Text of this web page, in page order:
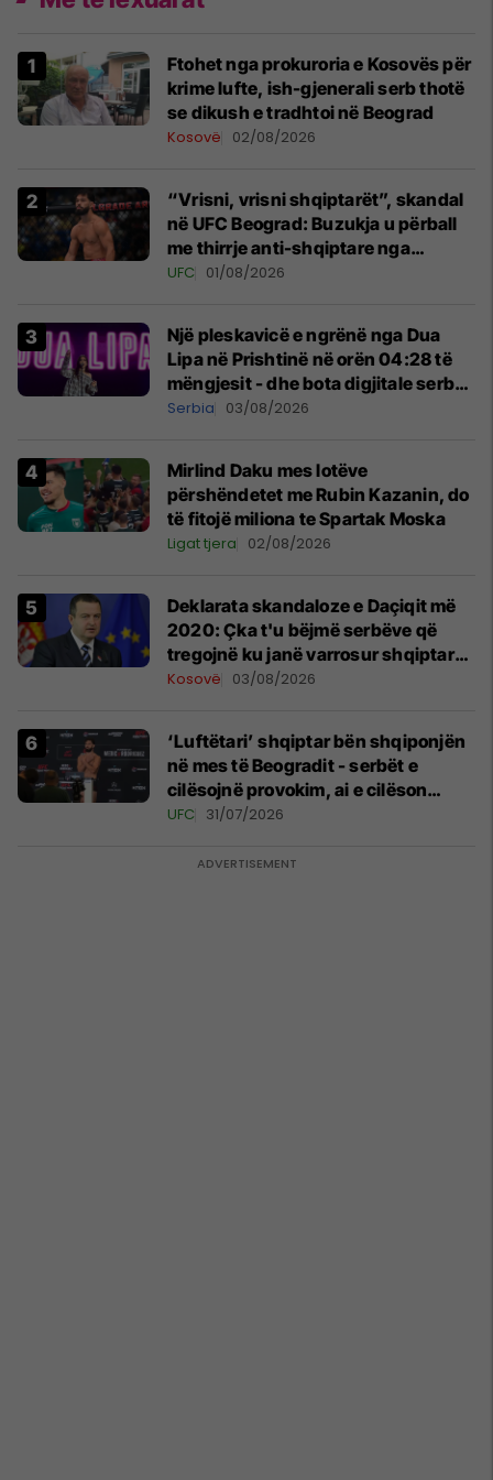
Ftohet nga prokuroria e Kosovës për
krime lufte, ish-gjenerali serb thotë
se dikush e tradhtoi në Beograd
Kosovë 02/08/2026
“Vrisni, vrisni shqiptarët”, skandal
në UFC Beograd: Buzukja u përball
me thirrje anti-shqiptare nga
tribunat
UFC 01/08/2026
Një pleskavicë e ngrënë nga Dua
Lipa në Prishtinë në orën 04:28 të
mëngjesit - dhe bota digjitale serbe
shpall gjendjen e luftës
Serbia 03/08/2026
Mirlind Daku mes lotëve
përshëndetet me Rubin Kazanin, do
të fitojë miliona te Spartak Moska
Ligat tjera 02/08/2026
​Deklarata skandaloze e Daçiqit më
2020: Çka t'u bëjmë serbëve që
tregojnë ku janë varrosur shqiptarët
në Serbi
Kosovë 03/08/2026
‘Luftëtari’ shqiptar bën shqiponjën
në mes të Beogradit - serbët e
cilësojnë provokim, ai e cilëson
simbol të identitetit
UFC 31/07/2026